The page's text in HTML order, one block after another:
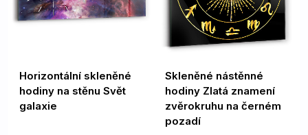
Horizontální skleněné
hodiny na stěnu Svět
galaxie
Skleněné nástěnné
hodiny Zlatá znamení
zvěrokruhu na černém
pozadí